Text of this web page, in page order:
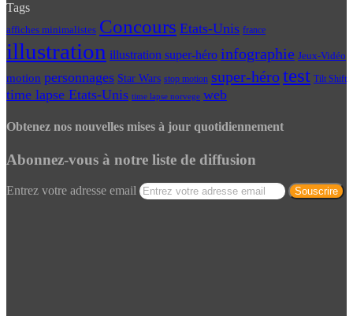
Tags
affiches minimalistes Concours Etats-Unis france
illustration illustration super-héro infographie Jeux-Vidéo
motion personnages Star Wars stop motion super-hérotest Tilt Shift
time lapse Etats-Unis time lapse norvege web
Obtenez nos nouvelles mises à jour quotidiennement
Abonnez-vous à notre liste de diffusion
Entrez votre adresse email